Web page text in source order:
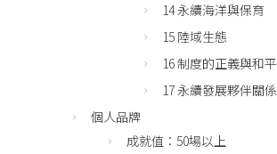
14 永續海洋與保育
15 陸域生態
16 制度的正義與和平
17 永續發展夥伴關係
個人品牌
成就值：50場以上